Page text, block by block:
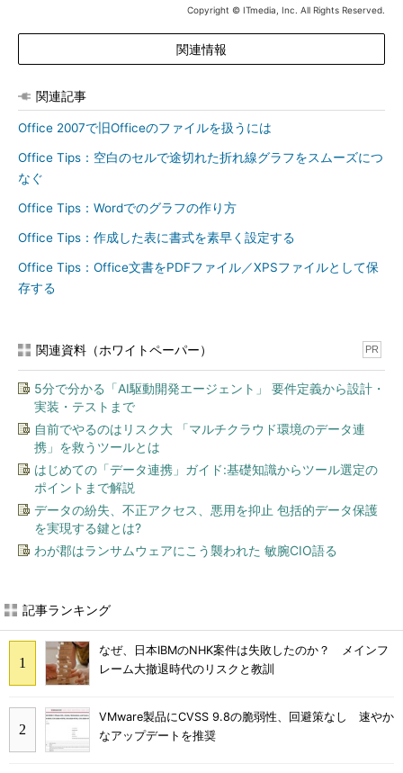
Copyright © ITmedia, Inc. All Rights Reserved.
関連情報
関連記事
Office 2007で旧Officeのファイルを扱うには
Office Tips：空白のセルで途切れた折れ線グラフをスムーズにつ
なぐ
Office Tips：Wordでのグラフの作り方
Office Tips：作成した表に書式を素早く設定する
Office Tips：Office文書をPDFファイル／XPSファイルとして保
存する
関連資料（ホワイトペーパー） PR
5分で分かる「AI駆動開発エージェント」 要件定義から設計・
実装・テストまで
自前でやるのはリスク大 「マルチクラウド環境のデータ連
携」を救うツールとは
はじめての「データ連携」ガイド:基礎知識からツール選定の
ポイントまで解説
データの紛失、不正アクセス、悪用を抑止 包括的データ保護
を実現する鍵とは?
わが郡はランサムウェアにこう襲われた 敏腕CIO語る
記事ランキング
なぜ、日本IBMのNHK案件は失敗したのか？ メインフ
レーム大撤退時代のリスクと教訓
VMware製品にCVSS 9.8の脆弱性、回避策なし 速やか
なアップデートを推奨